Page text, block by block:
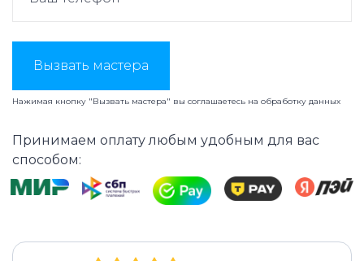
Вызвать мастера
Нажимая кнопку "Вызвать мастера" вы соглашаетесь на обработку данных
Принимаем оплату любым удобным для вас
способом: